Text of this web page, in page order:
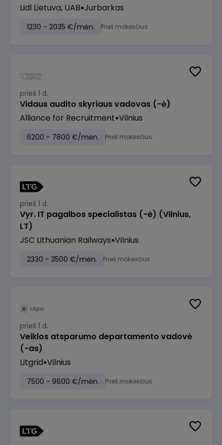
Lidl Lietuva, UAB Jurbarkas
1230 - 2035 €/mėn. Prieš mokesčius
prieš 1 d.
Vidaus audito skyriaus vadovas (-ė)
Alliance for Recruitment Vilnius
6200 - 7800 €/mėn. Prieš mokesčius
prieš 1 d.
Vyr. IT pagalbos specialistas (-ė) (Vilnius,
LT)
JSC Lithuanian Railways Vilnius
2330 - 3500 €/mėn. Prieš mokesčius
prieš 1 d.
Veiklos atsparumo departamento vadovė
(-as)
Litgrid Vilnius
7500 - 9600 €/mėn. Prieš mokesčius